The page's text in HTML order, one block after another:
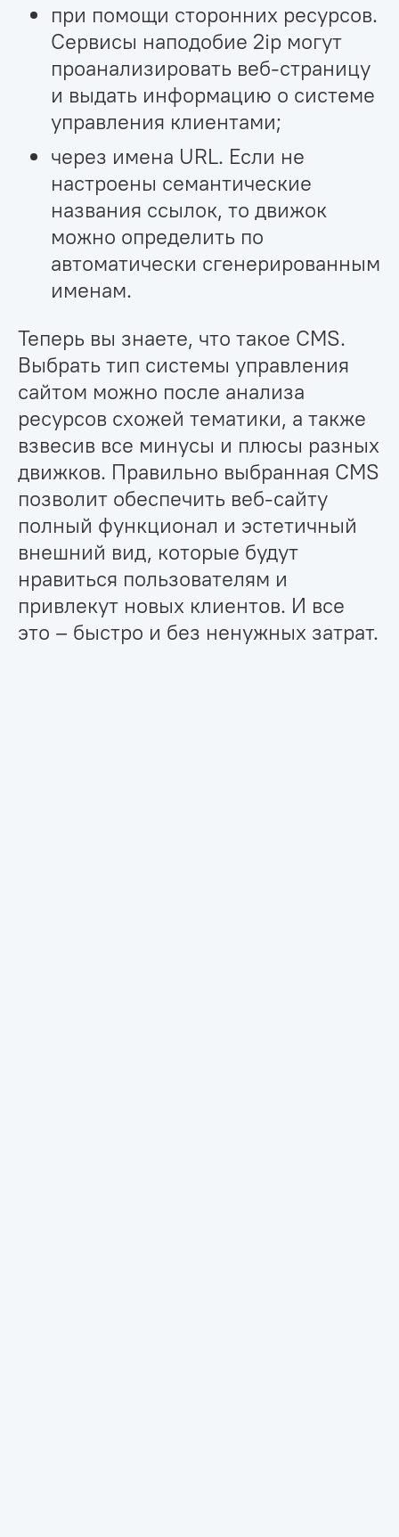
при помощи сторонних ресурсов.
Сервисы наподобие 2ip могут
проанализировать веб-страницу
и выдать информацию о системе
управления клиентами;
через имена URL. Если не
настроены семантические
названия ссылок, то движок
можно определить по
автоматически сгенерированным
именам.
Теперь вы знаете, что такое CMS.
Выбрать тип системы управления
сайтом можно после анализа
ресурсов схожей тематики, а также
взвесив все минусы и плюсы разных
движков. Правильно выбранная CMS
позволит обеспечить веб-сайту
полный функционал и эстетичный
внешний вид, которые будут
нравиться пользователям и
привлекут новых клиентов. И все
это – быстро и без ненужных затрат.